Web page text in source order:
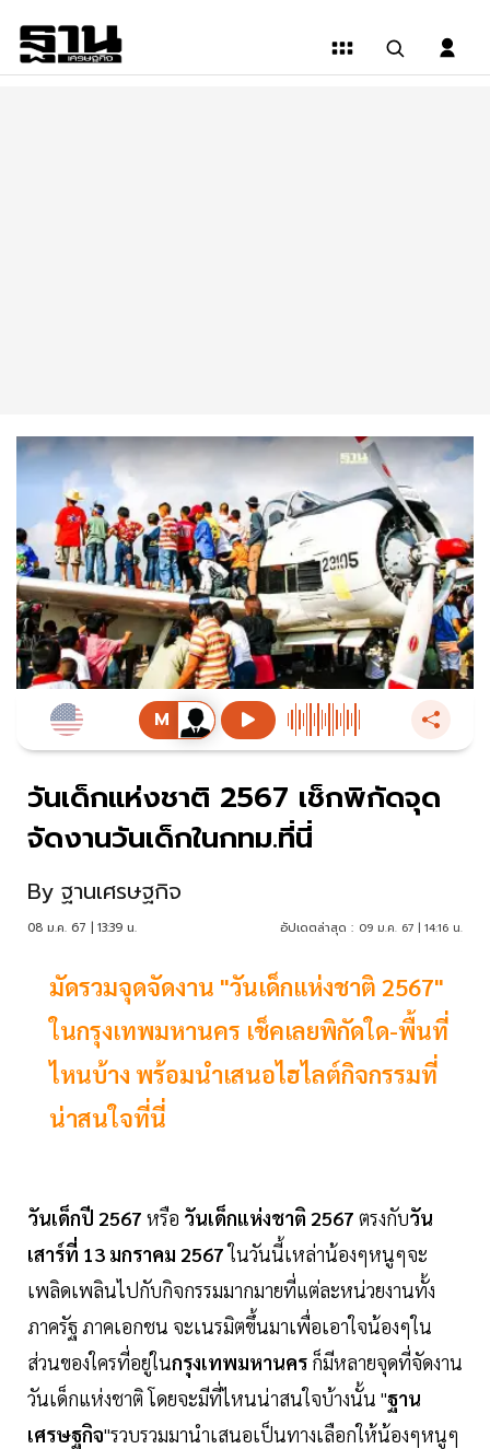
วันเด็กแห่งชาติ 2567 เช็กพิกัดจุด
จัดงานวันเด็กในกทม.ที่นี่
By ฐานเศรษฐกิจ
08 ม.ค. 67 | 13:39 น. อัปเดตล่าสุด : 09 ม.ค. 67 | 14:16 น.
มัดรวมจุดจัดงาน "วันเด็กแห่งชาติ 2567"
ในกรุงเทพมหานคร เช็คเลยพิกัดใด-พื้นที่
ไหนบ้าง พร้อมนำเสนอไฮไลต์กิจกรรมที่
น่าสนใจที่นี่
วันเด็กปี 2567 หรือ วันเด็กแห่งชาติ 2567 ตรงกับวัน
เสาร์ที่ 13 มกราคม 2567ในวันนี้เหล่าน้องๆหนูๆจะ
เพลิดเพลินไปกับกิจกรรมมากมายที่แต่ละหน่วยงานทั้ง
ภาครัฐ ภาคเอกชน จะเนรมิตขึ้นมาเพื่อเอาใจน้องๆใน
ส่วนของใครที่อยู่ในกรุงเทพมหานคร ก็มีหลายจุดที่จัดงาน
วันเด็กแห่งชาติ โดยจะมีที่ไหนน่าสนใจบ้างนั้น "ฐาน
เศรษฐกิจ"รวบรวมมานำเสนอเป็นทางเลือกให้น้องๆหนูๆ